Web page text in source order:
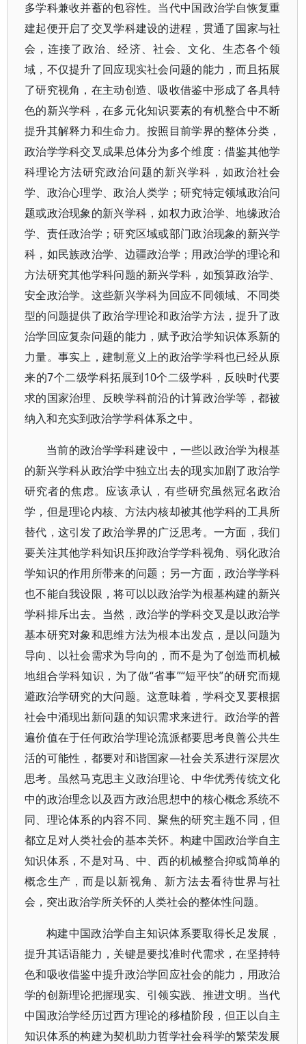
多学科兼收并蓄的包容性。当代中国政治学自恢复重
建起便开启了交叉学科建设的进程，贯通了国家与社
会，连接了政治、经济、社会、文化、生态各个领
域，不仅提升了回应现实社会问题的能力，而且拓展
了研究视角，在主动创造、吸收借鉴中形成了各具特
色的新兴学科，在多元化知识要素的有机整合中不断
提升其解释力和生命力。按照目前学界的整体分类，
政治学学科交叉成果总体分为多个维度：借鉴其他学
科理论方法研究政治问题的新兴学科，如政治社会
学、政治心理学、政治人类学；研究特定领域政治问
题或政治现象的新兴学科，如权力政治学、地缘政治
学、责任政治学；研究区域或部门政治现象的新兴学
科，如民族政治学、边疆政治学；用政治学的理论和
方法研究其他学科问题的新兴学科，如预算政治学、
安全政治学。这些新兴学科为回应不同领域、不同类
型的问题提供了政治学理论和政治学方法，提升了政
治学回应复杂问题的能力，赋予政治学知识体系新的
力量。事实上，建制意义上的政治学学科也已经从原
来的7个二级学科拓展到10个二级学科，反映时代要
求的国家治理、反映学科前沿的计算政治学等，都被
纳入和充实到政治学学科体系之中。
当前的政治学学科建设中，一些以政治学为根基
的新兴学科从政治学中独立出去的现实加剧了政治学
研究者的焦虑。应该承认，有些研究虽然冠名政治
学，但是理论内核、方法内核却被其他学科的工具所
替代，这引发了政治学界的广泛思考。一方面，我们
要关注其他学科知识压抑政治学学科视角、弱化政治
学知识的作用所带来的问题；另一方面，政治学学科
也不能自我设限，将可以以政治学为根基构建的新兴
学科排斥出去。当然，政治学的学科交叉是以政治学
基本研究对象和思维方法为根本出发点，是以问题为
导向、以社会需求为导向的，而不是为了创造而机械
地组合学科知识，为了做“省事”“短平快”的研究而规
避政治学研究的大问题。这意味着，学科交叉要根据
社会中涌现出新问题的知识需求来进行。政治学的普
遍价值在于任何政治学理论流派都要思考良善公共生
活的可能性，都要对和谐国家—社会关系进行深层次
思考。虽然马克思主义政治理论、中华优秀传统文化
中的政治理念以及西方政治思想中的核心概念系统不
同、理论体系的内容不同、聚焦的研究主题不同，但
都立足对人类社会的基本关怀。构建中国政治学自主
知识体系，不是对马、中、西的机械整合抑或简单的
概念生产，而是以新视角、新方法去看待世界与社
会，突出政治学所关怀的人类社会的整体性问题。
构建中国政治学自主知识体系要取得长足发展，
提升其话语能力，关键是要找准时代需求，在坚持特
色和吸收借鉴中提升政治学回应社会的能力，用政治
学的创新理论把握现实、引领实践、推进文明。当代
中国政治学经历过西方理论的移植阶段，但正以自主
知识体系的构建为契机助力哲学社会科学的繁荣发展